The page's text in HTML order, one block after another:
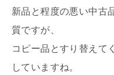
新品と程度の悪い中古
質ですが、
コピー品とすり替えて
していますね。